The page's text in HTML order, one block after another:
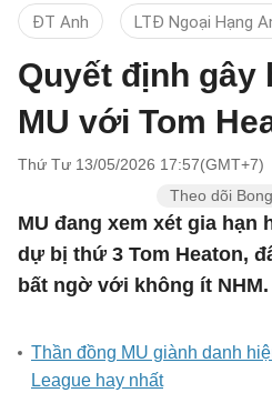
ĐT Anh LTĐ Ngoại Hạng
Quyết định gây
MU với Tom
Thứ Tư 13/05/2026 17:57(GMT+7)
Theo dõi
MU đang xem xét gia
dự bị thứ 3 Tom Heaton,
bất ngờ với không ít NHM.
Thần đồng MU giành danh
League hay nhất